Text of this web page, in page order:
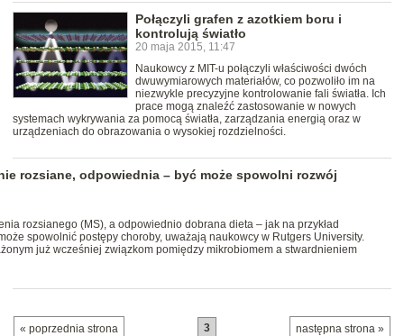
Połączyli grafen z azotkiem boru i
kontrolują światło
20 maja 2015, 11:47
Naukowcy z MIT-u połączyli właściwości dwóch
dwuwymiarowych materiałów, co pozwoliło im na
niezwykle precyzyjne kontrolowanie fali światła. Ich
prace mogą znaleźć zastosowanie w nowych
systemach wykrywania za pomocą światła, zarządzania energią oraz w
urządzeniach do obrazowania o wysokiej rozdzielności.
rozsiane, odpowiednia – być może spowolni rozwój
rozsianego (MS), a odpowiednio dobrana dieta – jak na przykład
spowolnić postępy choroby, uważają naukowcy w Rutgers University.
już wcześniej związkom pomiędzy mikrobiomem a stwardnieniem
« poprzednia strona następna strona »
3